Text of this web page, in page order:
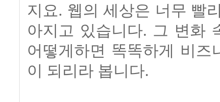
지요. 웹의 세상은 너무 빨
아지고 있습니다. 그 변화
어떻게하면 똑똑하게 비
이 되리라 봅니다.